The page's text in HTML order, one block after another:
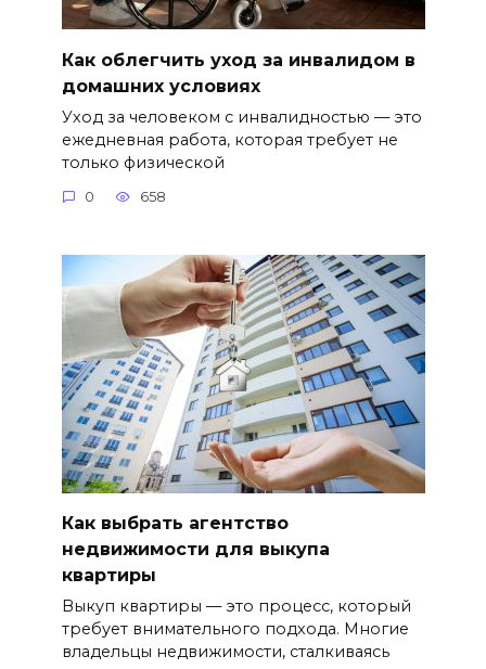
Как облегчить уход за инвалидом в
домашних условиях
Уход за человеком с инвалидностью — это
ежедневная работа, которая требует не
только физической
0 658
Как выбрать агентство
недвижимости для выкупа
квартиры
Выкуп квартиры — это процесс, который
требует внимательного подхода. Многие
владельцы недвижимости, сталкиваясь